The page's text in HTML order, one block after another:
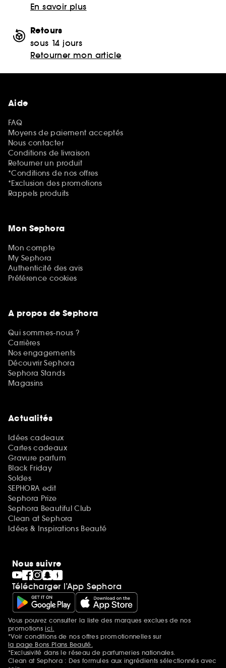
En savoir plus
Retours
sous 14 jours
Retourner mon article
Aide
FAQ
Moyens de paiement acceptés
Nous contacter
Conditions de livraison
Retourner un produit
*Conditions de nos offres
*Exclusion des promotions
Rappels produits
Mon Sephora
Mon compte
My Sephora
Authenticité des avis
Préférence cookies
A propos de Sephora
Qui sommes-nous ?
Carrières
Nos engagements
Découvrir Sephora
Sephora Stands
Magasins
Actualités
Idées cadeaux
Cartes cadeaux
Gravure parfum
Black Friday
Soldes
SEPHORA edit
Sephora Prize
Sephora Beautiful Club
Clean at Sephora
Idées & Inspirations Beauté
Nous suivre
Télécharger l’App Sephora
Mentions additionnelles
Vous pouvez consulter la liste des marques exclues de nos
promotionsici.
*Voir conditions de nos offres promotionnelles sur
la page Bons Plans Beauté.
*Exclusivité dans le réseau de parfumeries nationales.
Clean at Sephora : Des formules aux ingrédients sélectionnés avec